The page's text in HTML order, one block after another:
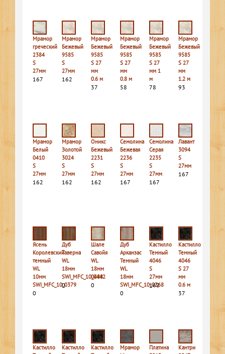
Мрамор
греческий
2384
S
27мм
167
Мрамор
Бежевый
9585
S
27мм
162
Мрамор
Бежевый
9585
S 27
мм
0.6 м
37
Мрамор
Бежевый
9585
S 27
мм
0.8 м
58
Мрамор
Бежевый
9585
S 27
мм 1
м
78
Мрамор
Бежевый
9585
S 27
мм
1.2 м
93
Мрамор
Белый
0410
S
27мм
162
Мрамор
Золотой
3024
S
27мм
162
Оникс
Бежевый
2231
S
27мм
162
Семолина
Бежевая
2236
S
27мм
167
Семолина
Серая
2235
S
27мм
167
Лавант
3094
S
27мм
167
Ясень
Королевский
темный
WL
10мм
SWI_MFC_10_0379
0
Дуб
Таверна
WL
18мм
SWI_MFC_10_0442
0
Шале
Савойя
WL
18мм
0488
0
Дуб
Арканзас
Темный
WL
18мм
SWI_MFC_10_0368
0
Кастилло
Темный
4046
S
27мм
162
Кастилло
Темный
4046
S 27
мм
0.6 м
37
Кастилло
Кастилло
Кастилло
Мрамор
Платина
Кантри